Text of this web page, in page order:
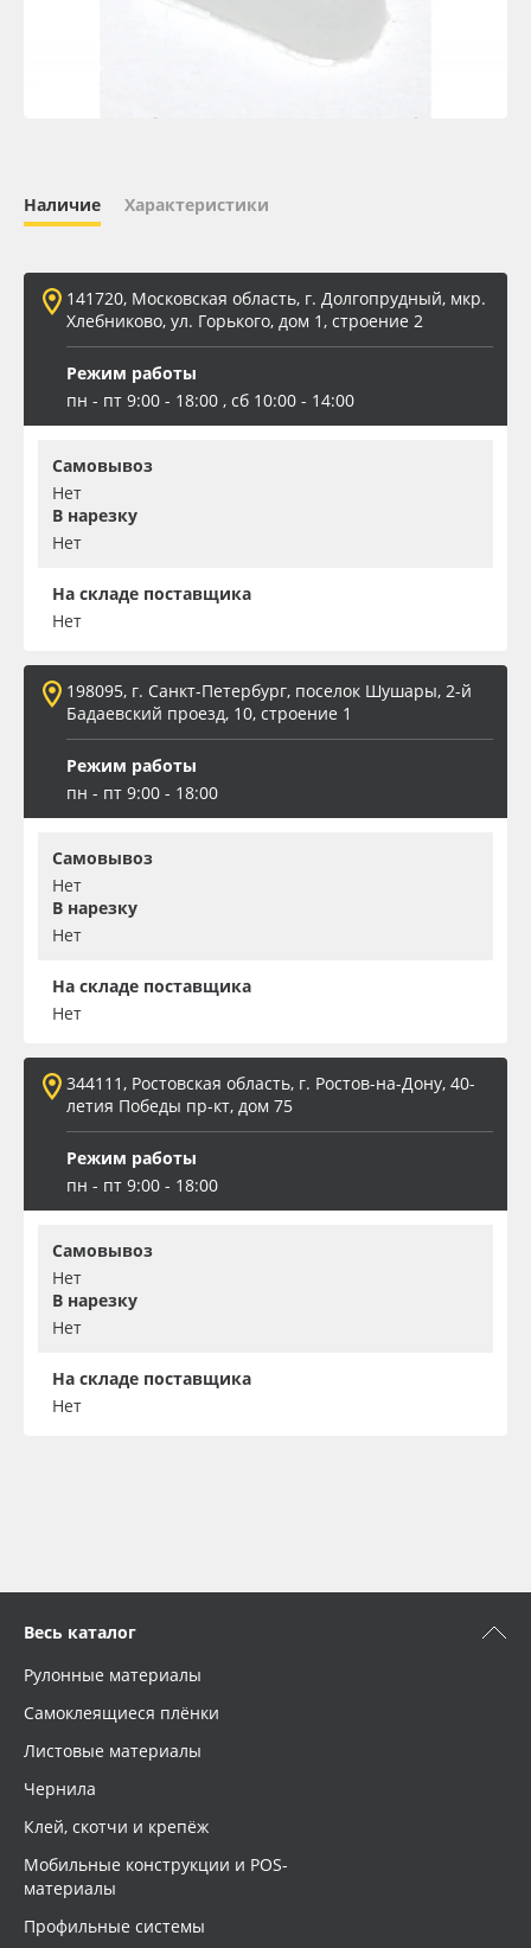
ПЭТ листовой
ПЭТ бэклит
Вспененный ПВХ
Баннер
Заготовки для сувениров
Наличие Характеристики
141720, Московская область, г. Долгопрудный, мкр.
Хлебниково, ул. Горького, дом 1, строение 2
Режим работы
пн - пт 9:00 - 18:00 , сб 10:00 - 14:00
Самовывоз
Нет
В нарезку
Нет
На складе поставщика
Нет
198095, г. Санкт-Петербург, поселок Шушары, 2-й
Бадаевский проезд, 10, строение 1
Режим работы
пн - пт 9:00 - 18:00
Самовывоз
Нет
В нарезку
Нет
На складе поставщика
Нет
344111, Ростовская область, г. Ростов-на-Дону, 40-
летия Победы пр-кт, дом 75
Режим работы
пн - пт 9:00 - 18:00
Самовывоз
Нет
В нарезку
Нет
На складе поставщика
Нет
Весь каталог
Рулонные материалы
Самоклеящиеся плёнки
Листовые материалы
Чернила
Клей, скотчи и крепёж
Мобильные конструкции и POS-
материалы
Профильные системы